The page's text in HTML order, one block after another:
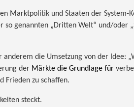
Marktpolitik und Staaten der System-
genannten „Dritten Welt“ und/oder
die Umsetzung von der Idee:
der Märkte die Grundlage für
Frieden zu schaffen.
steckt.